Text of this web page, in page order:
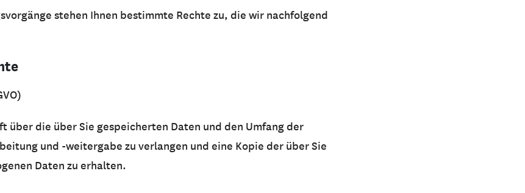
stehen Ihnen bestimmte Rechte zu, die wir nachfolgend
über die über Sie gespeicherten Daten und den Umfang der
und -weitergabe zu verlangen und eine Kopie der über Sie
Daten zu erhalten.